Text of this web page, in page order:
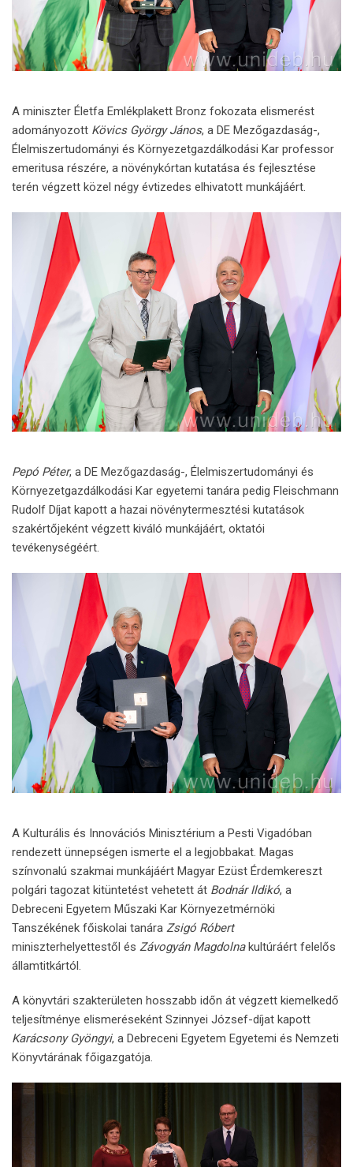
A miniszter Életfa Emlékplakett Bronz fokozata elismerést
adományozott Kövics György János, a DE Mezőgazdaság-,
Élelmiszertudományi és Környezetgazdálkodási Kar professor
emeritusa részére, a növénykórtan kutatása és fejlesztése
terén végzett közel négy évtizedes elhivatott munkájáért.
Pepó Péter, a DE Mezőgazdaság-, Élelmiszertudományi és
Környezetgazdálkodási Kar egyetemi tanára pedig Fleischmann
Rudolf Díjat kapott a hazai növénytermesztési kutatások
szakértőjeként végzett kiváló munkájáért, oktatói
tevékenységéért.
A Kulturális és Innovációs Minisztérium a Pesti Vigadóban
rendezett ünnepségen ismerte el a legjobbakat. Magas
színvonalú szakmai munkájáért Magyar Ezüst Érdemkereszt
polgári tagozat kitüntetést vehetett át Bodnár Ildikó, a
Debreceni Egyetem Műszaki Kar Környezetmérnöki
Tanszékének főiskolai tanára Zsigó Róbert
miniszterhelyettestől és Závogyán Magdolnakultúráért felelős
államtitkártól.
A könyvtári szakterületen hosszabb időn át végzett kiemelkedő
teljesítménye elismeréseként Szinnyei József-díjat kapott
Karácsony Gyöngyi, a Debreceni Egyetem Egyetemi és Nemzeti
Könyvtárának főigazgatója.